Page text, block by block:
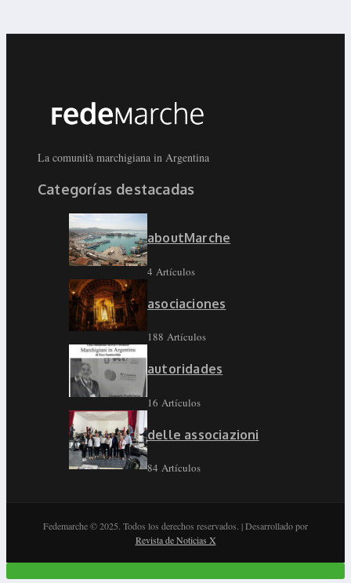
La comunità marchigiana in Argentina
Categorías destacadas
aboutMarche
4 Artículos
asociaciones
188 Artículos
autoridades
16 Artículos
delle associazioni
84 Artículos
Fedemarche © 2025. Todos los derechos reservados. | Desarrollado por
Revista de Noticias X